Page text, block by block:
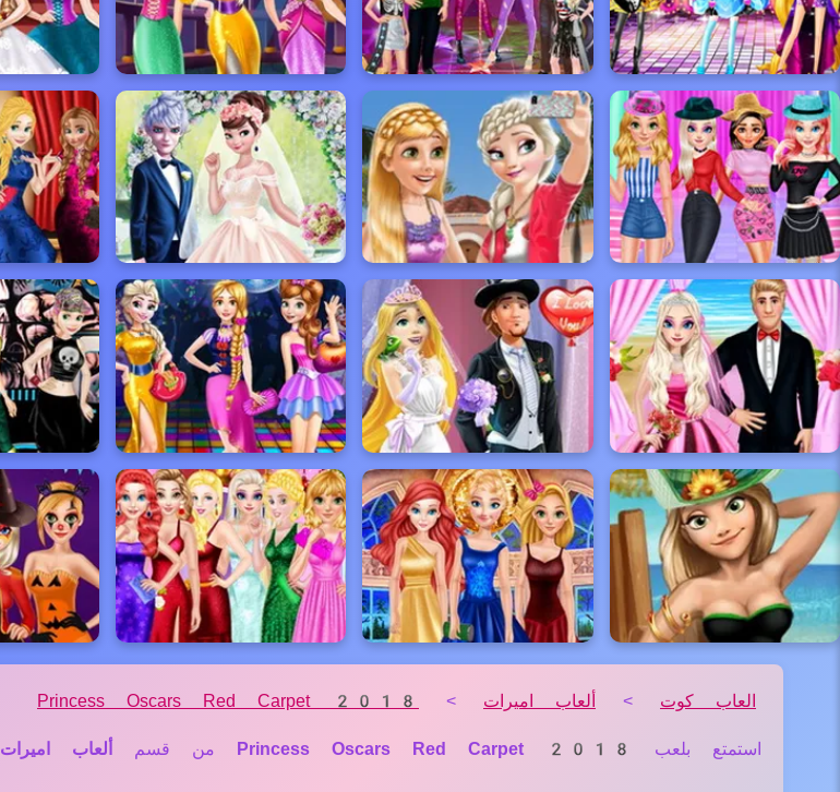
العاب كوت > ألعاب اميرات >
Princess Oscars Red Carpet 2018
استمتع بلعب Princess Oscars Red Carpet 2018 من قسم ألعاب اميرات